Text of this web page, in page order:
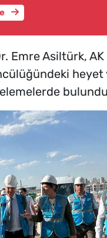
Emre Asiltürk,
heyet